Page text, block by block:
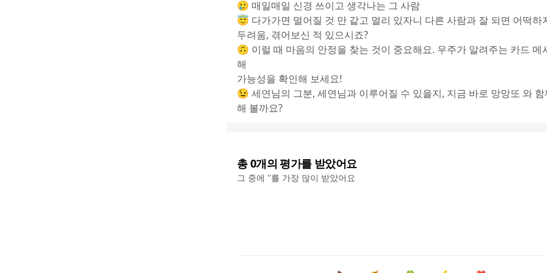
🥲 매일매일 신경 쓰이고 생각나는 그 사람
😇 다가가면 멀어질 것 만 같고 멀리 있자니 다른 사람과 잘 되면 어떡하
두려움, 겪어보신 적 있으시죠?
🙃 이럴 때 마음의 안정을 찾는 것이 중요해요. 우주가 알려주는 카드 메
해
가능성을 확인해 보세요!
😉 세연님의 그분, 세연님과 이루어질 수 있을지, 지금 바로 망망또 와 함
해 볼까요?
총0개의 평가를 받았어요
그 중에 ''를 가장 많이 받았어요